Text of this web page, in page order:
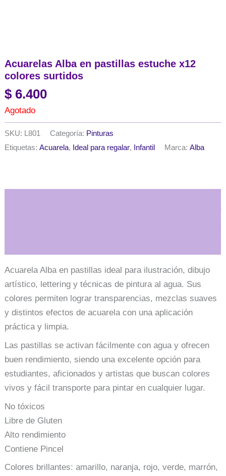
Acuarelas Alba en pastillas estuche x12
colores surtidos
$ 6.400
Agotado
SKU: L801 Categoría: Pinturas
Etiquetas:Acuarela, Ideal para regalar, Infantil Marca:Alba
Acuarela Alba en pastillas ideal para ilustración, dibujo
artístico, lettering y técnicas de pintura al agua. Sus
colores permiten lograr transparencias, mezclas suaves
y distintos efectos de acuarela con una aplicación
práctica y limpia.
Las pastillas se activan fácilmente con agua y ofrecen
buen rendimiento, siendo una excelente opción para
estudiantes, aficionados y artistas que buscan colores
vivos y fácil transporte para pintar en cualquier lugar.
No tóxicos
Libre de Gluten
Alto rendimiento
Contiene Pincel
Colores brillantes: amarillo, naranja, rojo, verde, marrón,